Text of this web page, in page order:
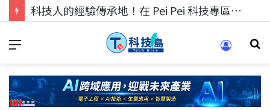
科技人的經驗傳承地！在 Pei Pei 科技專區，與學弟妹交流最硬核的技術